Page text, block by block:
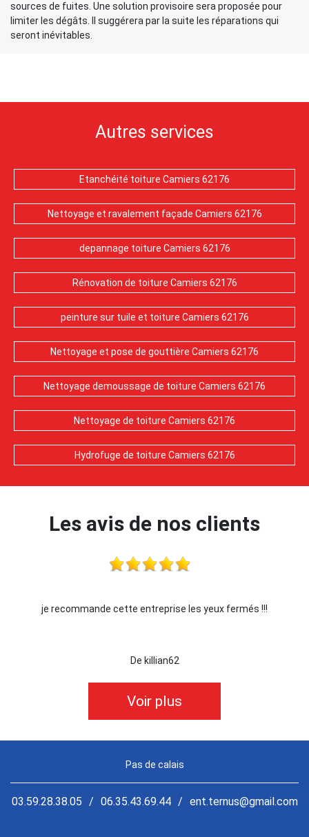
sources de fuites. Une solution provisoire sera proposée pour
limiter les dégâts. Il suggérera par la suite les réparations qui
seront inévitables.
Autres services
Etanchéité toiture Camiers 62176
Nettoyage et ravalement façade Camiers 62176
depannage toiture Camiers 62176
Rénovation de toiture Camiers 62176
peinture sur tuile et toiture Camiers 62176
Nettoyage et pose de gouttière Camiers 62176
Nettoyage demoussage de toiture Camiers 62176
Nettoyage de toiture Camiers 62176
Hydrofuge de toiture Camiers 62176
Les avis de nos clients
les yeux fermés !!! Je recommande !!
Voir plus
Pas de calais
03.59.28.38.05 / 06.35.43.69.44 / ent.ternus@gmail.com